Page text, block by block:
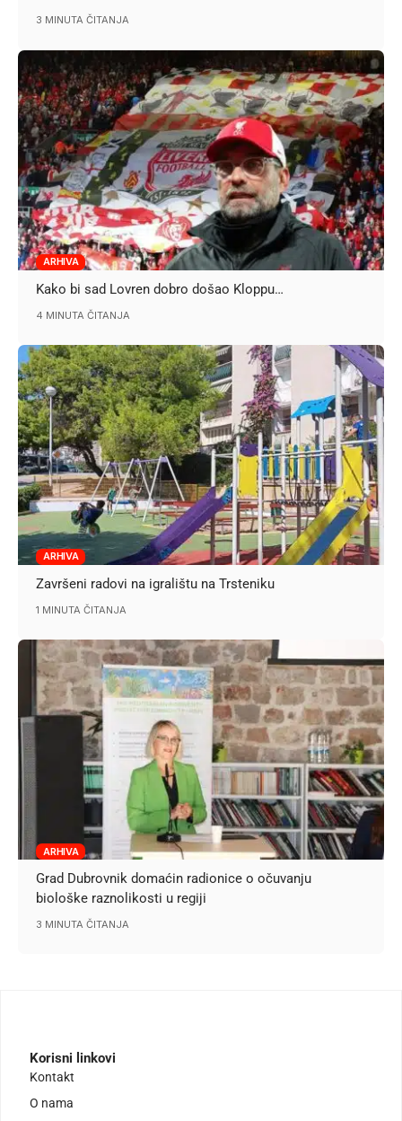
3 MINUTA ČITANJA
ARHIVA
Kako bi sad Lovren dobro došao Kloppu…
4 MINUTA ČITANJA
ARHIVA
Završeni radovi na igralištu na Trsteniku
1 MINUTA ČITANJA
ARHIVA
Grad Dubrovnik domaćin radionice o očuvanju
biološke raznolikosti u regiji
3 MINUTA ČITANJA
Korisni linkovi
Kontakt
O nama